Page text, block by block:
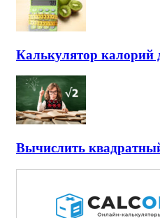
Калькулятор калорий
Вычислить